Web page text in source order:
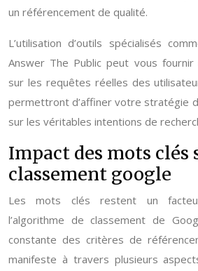
un référencement de qualité.
L’utilisation d’outils spécialisés
Answer The Public peut vous
sur les requêtes réelles des
permettront d’affiner votre stratégie
sur les véritables intentions de
Impact des mots clés
classement google
Les mots clés restent un
l’algorithme de classement de
constante des critères de
manifeste à travers plusieurs